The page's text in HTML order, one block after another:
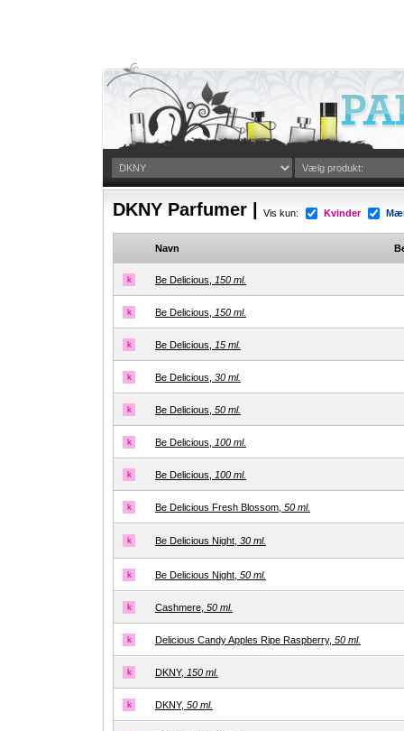
DKNY Parfumer | Vis kun: Kvinder
Navn
k Be Delicious, 150 ml.
k Be Delicious, 150 ml.
k Be Delicious, 15 ml.
k Be Delicious, 30 ml.
k Be Delicious, 50 ml.
k Be Delicious, 100 ml.
k Be Delicious, 100 ml.
k Be Delicious Fresh Blossom, 50 ml.
k Be Delicious Night, 30 ml.
k Be Delicious Night, 50 ml.
k Cashmere, 50 ml.
k Delicious Candy Apples Ripe Raspberry, 50 ml.
k DKNY, 150 ml.
k DKNY, 50 ml.